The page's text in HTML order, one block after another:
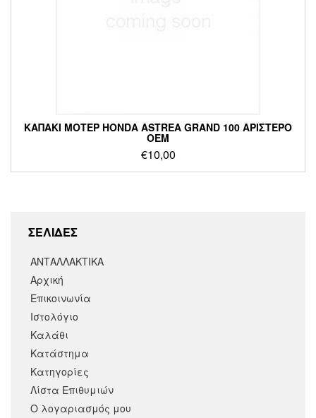
ΚΑΠΑΚΙ ΜΟΤΕΡ HONDA ASTREA GRAND 100 ΑΡΙΣΤΕΡΟ
OEM
€10,00
ΣΕΛΙΔΕΣ
ΑΝΤΑΛΛΑΚΤΙΚΑ
Αρχική
Επικοινωνία
Ιστολόγιο
Καλάθι
Κατάστημα
Κατηγορίες
Λίστα Επιθυμιών
Ο λογαριασμός μου